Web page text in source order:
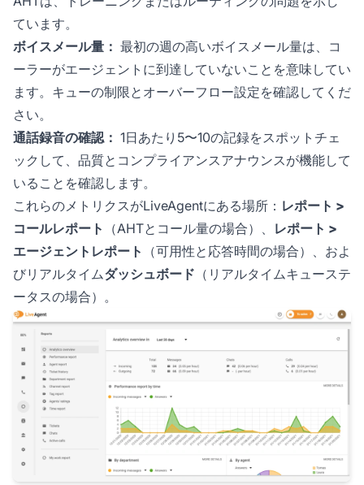
ています。
ボイスメール量： 最初の週の高いボイスメール量は、コ
ーラーがエージェントに到達していないことを意味してい
ます。キューの制限とオーバーフロー設定を確認してくだ
さい。
通話録音の確認： 1日あたり5〜10の記録をスポットチェ
ックして、品質とコンプライアンスアナウンスが機能して
いることを確認します。
これらのメトリクスがLiveAgentにある場所： レポート >
コールレポート
（AHTとコール量の場合）、 レポート >
エージェントレポート
（可用性と応答時間の場合）、およ
びリアルタイムダッシュボード （リアルタイムキューステ
ータスの場合）。